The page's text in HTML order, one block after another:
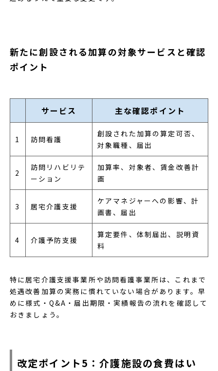
新たに創設される加算の対象サービスと確認
ポイント
サービス 主な確認ポイント
1 訪問看護
創設された加算の算定可否、
対象職種、届出
2
訪問リハビリテ
ーション
加算率、対象者、賃金改善計
画
3 居宅介護支援
ケアマネジャーへの影響、計
画書、届出
4 介護予防支援
算定要件、体制届出、説明資
料
特に居宅介護支援事業所や訪問看護事業所は、これまで
処遇改善加算の実務に慣れていない場合があります。早
めに様式・Q&A・届出期限・実績報告の流れを確認して
おきましょう。
改定ポイント5：介護施設の食費はい